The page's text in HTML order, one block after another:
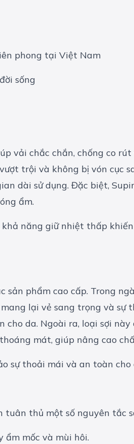
phong tại Việt Nam
sống
vải chắc chắn, chống co
trội và không bị vón cục
dài sử dụng. Đặc biệt,
ẩm.
năng giữ nhiệt thấp
phẩm cao cấp. Trong
lại vẻ sang trọng và
da. Ngoài ra, loại sợi
mát, giúp nâng cao
tuân thủ một số nguyên tắc
ẩm mốc và mùi hôi.